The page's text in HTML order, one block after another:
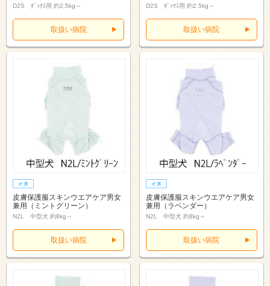
D2S ﾀﾞｯｸｽ用 約2.5kg～
取扱い病院
D2S ﾀﾞｯｸｽ用 約2.5kg～
取扱い病院
皮膚保護服スキンウエアケア男女
兼用（ミントグリーン）
N2L 中型犬 約8kg～
取扱い病院
皮膚保護服スキンウエアケア男女
兼用（ラベンダー）
N2L 中型犬 約8kg～
取扱い病院